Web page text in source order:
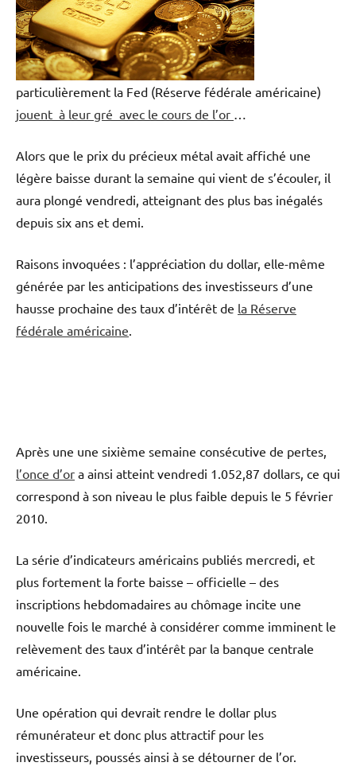
particulièrement la Fed (Réserve fédérale américaine)
jouent à leur gré avec le cours de l’or
Alors que le prix du précieux métal avait affiché une
légère baisse durant la semaine qui vient de s’écouler, il
aura plongé vendredi, atteignant des plus bas inégalés
depuis six ans et demi.
Raisons invoquées : l’appréciation du dollar, elle-même
générée par les anticipations des investisseurs d’une
hausse prochaine des taux d’intérêt de la Réserve
fédérale américaine
Après une une sixième semaine consécutive de pertes,
l’once d’or a ainsi atteint vendredi 1.052,87 dollars, ce qui
correspond à son niveau le plus faible depuis le 5 février
2010.
La série d’indicateurs américains publiés mercredi, et
plus fortement la forte baisse – officielle – des
inscriptions hebdomadaires au chômage incite une
nouvelle fois le marché à considérer comme imminent le
relèvement des taux d’intérêt par la banque centrale
américaine.
Une opération qui devrait rendre le dollar plus
rémunérateur et donc plus attractif pour les
investisseurs, poussés ainsi à se détourner de l’or.